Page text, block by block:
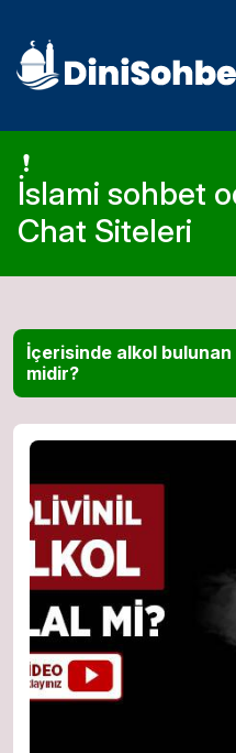
İslami sohbet
Chat Siteleri
İçerisinde alkol
midir?